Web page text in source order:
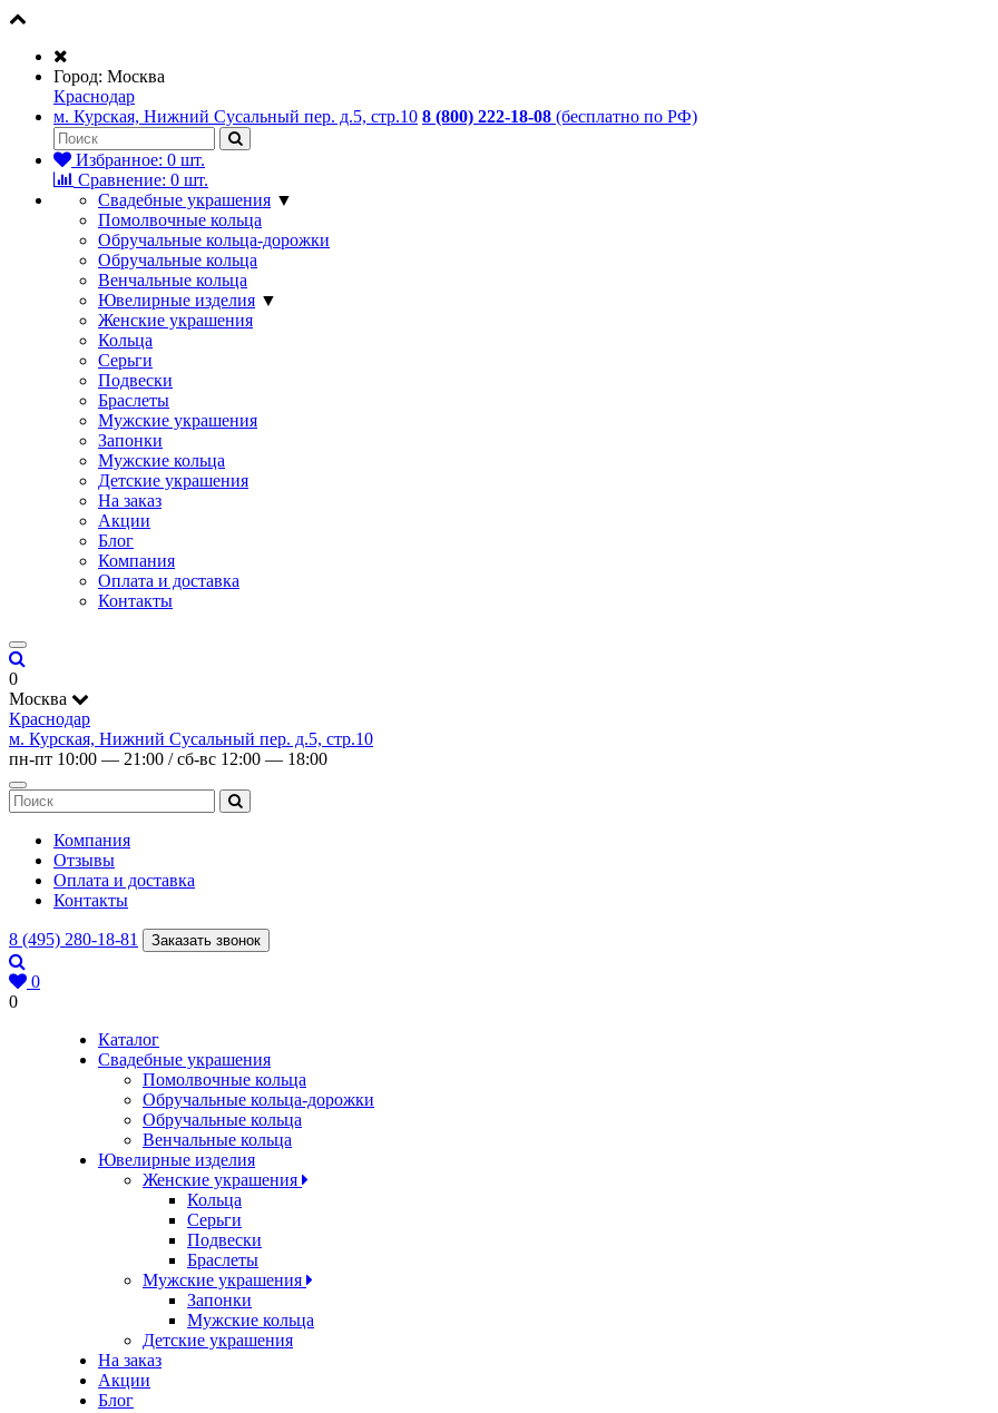
Город: Москва
Краснодар
м. Курская, Нижний Сусальный пер. д.5, стр.10 8 (800) 222-18-08 (бесплатно по РФ)
Избранное: 0 шт.
Сравнение: 0 шт.
Свадебные украшения ▼
Помолвочные кольца
Обручальные кольца-дорожки
Обручальные кольца
Венчальные кольца
Ювелирные изделия ▼
Женские украшения
Кольца
Серьги
Подвески
Браслеты
Мужские украшения
Запонки
Мужские кольца
Детские украшения
На заказ
Акции
Блог
Компания
Оплата и доставка
Контакты
0
Москва
Краснодар
м. Курская, Нижний Сусальный пер. д.5, стр.10
пн-пт 10:00 — 21:00 / сб-вс 12:00 — 18:00
Компания
Отзывы
Оплата и доставка
Контакты
8 (495) 280-18-81 Заказать звонок
0
0
Каталог
Свадебные украшения
Помолвочные кольца
Обручальные кольца-дорожки
Обручальные кольца
Венчальные кольца
Ювелирные изделия
Женские украшения
Кольца
Серьги
Подвески
Браслеты
Мужские украшения
Запонки
Мужские кольца
Детские украшения
На заказ
Акции
Блог